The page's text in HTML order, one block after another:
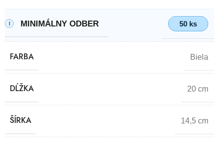
MINIMÁLNY ODBER 50 ks
FARBA Biela
DĹŽKA 20 cm
ŠÍRKA 14,5 cm